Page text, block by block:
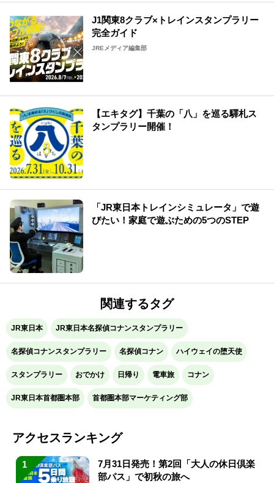
J1関東8クラブ×トレインスタンプラリー
完全ガイド
JREメディア編集部
【エキタグ】千葉の「八」を巡る驛札ス
タンプラリー開催！
「JR東日本トレインシミュレータ」で遊
びたい！家庭で遊ぶための5つのSTEP
関連するタグ
JR東日本 JR東日本名探偵コナンスタンプラリー
名探偵コナンスタンプラリー 名探偵コナン ハイウェイの堕天使
スタンプラリー おでかけ 日帰り 電車旅 コナン
JR東日本首都圏本部 首都圏本部マーケティング部
アクセスランキング
1
7月31日発売！第2回「大人の休日倶楽
部パス」で初秋の旅へ